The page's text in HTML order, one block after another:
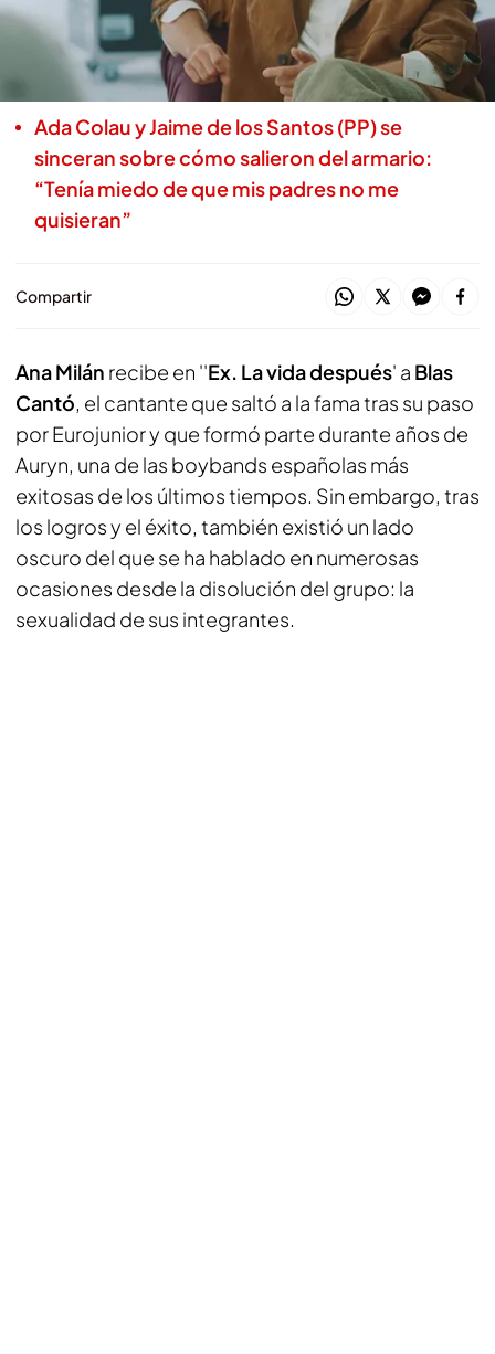
cómo ha afrontado su sexualidad en
diferentes épocas de su vida: "Siempre nos
hemos protegido entre nosotros"
Ada Colau y Jaime de los Santos (PP) se
sinceran sobre cómo salieron del armario:
“Tenía miedo de que mis padres no me
quisieran”
Compartir
Ana Milán recibe en ''Ex. La vida después' a Blas
Cantó, el cantante que saltó a la fama tras su paso
por Eurojunior y que formó parte durante años de
Auryn, una de las boybands españolas más
exitosas de los últimos tiempos. Sin embargo, tras
los logros y el éxito, también existió un lado
oscuro del que se ha hablado en numerosas
ocasiones desde la disolución del grupo: la
sexualidad de sus integrantes.